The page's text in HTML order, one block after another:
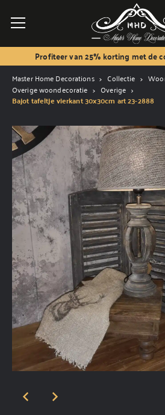
Profiteer van 25% korting met de
Master Home Decorations Collectie
Overige woondecoratie
Overige
Bajot tafeltje vierkant 30x30cm art 23-2888